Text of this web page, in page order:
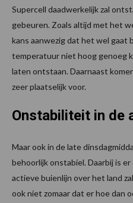
Supercell daadwerkelijk zal
gebeuren. Zoals altijd met het
kans aanwezig dat het wel gaat
temperatuur niet hoog genoeg
laten ontstaan. Daarnaast
zeer plaatselijk voor.
Onstabiliteit in de
Maar ook in de late
behoorlijk onstabiel. Daarbij is
actieve buienlijn over het land
ook niet zomaar dat er hoe dan